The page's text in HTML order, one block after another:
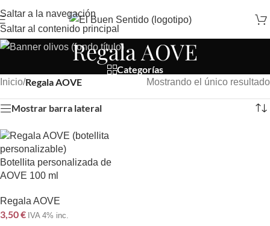
Saltar a la navegación
Saltar al contenido principal
Regala AOVE
Categorías
Inicio/Regala AOVE Mostrando el único resultado
Mostrar barra lateral
Botellita personalizada de
AOVE 100 ml
Regala AOVE
3,50€ IVA 4% inc.